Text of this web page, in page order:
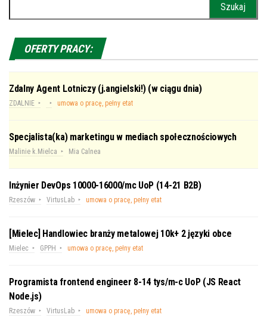
OFERTY PRACY:
Zdalny Agent Lotniczy (j.angielski!) (w ciągu dnia)
ZDALNIE umowa o pracę, pełny etat
Specjalista(ka) marketingu w mediach społecznościowych
Malinie k.Mielca Mia Calnea
Inżynier DevOps 10000-16000/mc UoP (14-21 B2B)
Rzeszów VirtusLab umowa o pracę, pełny etat
[Mielec] Handlowiec branży metalowej 10k+ 2 języki obce
Mielec GPPH umowa o pracę, pełny etat
Programista frontend engineer 8-14 tys/m-c UoP (JS React
Node.js)
Rzeszów VirtusLab umowa o pracę, pełny etat